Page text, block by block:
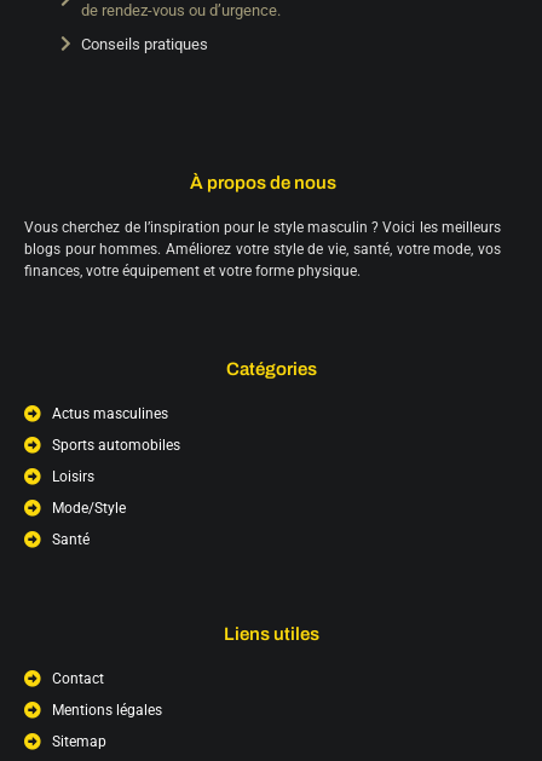
de rendez-vous ou d’urgence.
Conseils pratiques
À propos de nous
Vous cherchez de l’inspiration pour le style masculin ? Voici les meilleurs
blogs pour hommes. Améliorez votre style de vie, santé, votre mode, vos
finances, votre équipement et votre forme physique.
Catégories
Actus masculines
Sports automobiles
Loisirs
Mode/Style
Santé
Liens utiles
Contact
Mentions légales
Sitemap